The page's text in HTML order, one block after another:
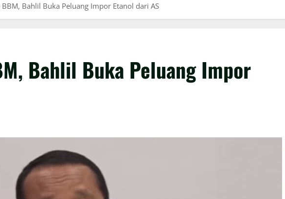
Bahlil Buka Peluang Impor Etanol dari AS
Bahlil Buka Peluang Impor